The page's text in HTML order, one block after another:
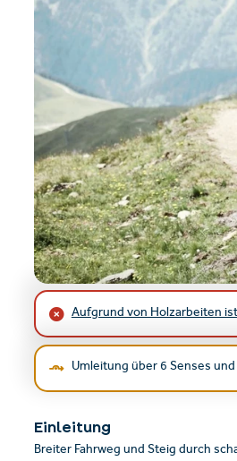
Aufgrund von Holzarbeiten
Umleitung über 6 Senses
Einleitung
Breiter Fahrweg und Steig durch